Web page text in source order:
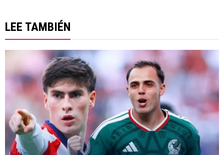
LEE TAMBIÉN